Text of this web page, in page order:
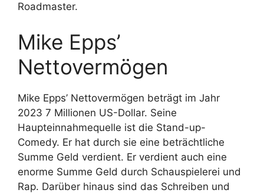
Roadmaster.
Mike Epps’
Nettovermögen
Mike Epps’ Nettovermögen beträgt im Jahr
2023 7 Millionen US-Dollar. Seine
Haupteinnahmequelle ist die Stand-up-
Comedy. Er hat durch sie eine beträchtliche
Summe Geld verdient. Er verdient auch eine
enorme Summe Geld durch Schauspielerei und
Rap. Darüber hinaus sind das Schreiben und